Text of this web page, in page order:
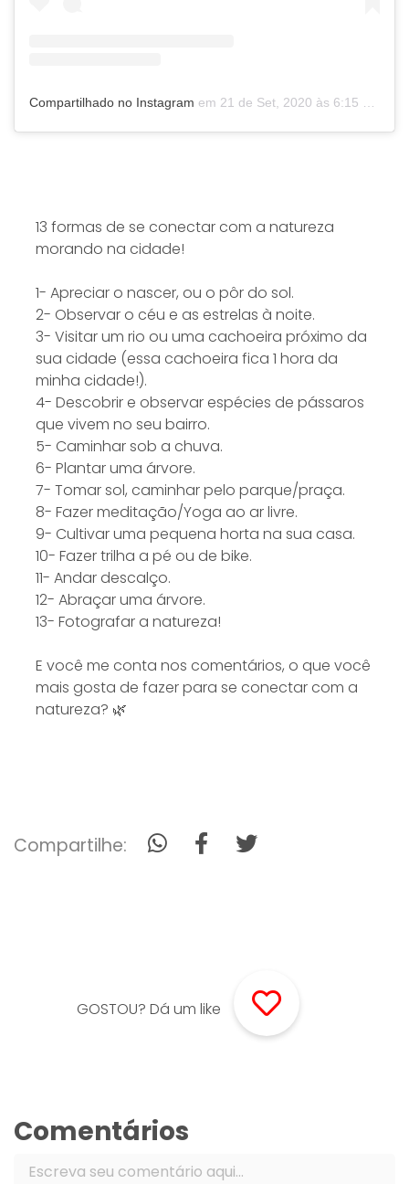
Compartilhado no Instagram em 21 de Set, 2020 às 6:15 PDT
13 formas de se conectar com a natureza
morando na cidade!
1- Apreciar o nascer, ou o pôr do sol.
2- Observar o céu e as estrelas à noite.
3- Visitar um rio ou uma cachoeira próximo da
sua cidade (essa cachoeira fica 1 hora da
minha cidade!).
4- Descobrir e observar espécies de pássaros
que vivem no seu bairro.
5- Caminhar sob a chuva.
6- Plantar uma árvore.
7- Tomar sol, caminhar pelo parque/praça.
8- Fazer meditação/Yoga ao ar livre.
9- Cultivar uma pequena horta na sua casa.
10- Fazer trilha a pé ou de bike.
11- Andar descalço.
12- Abraçar uma árvore.
13- Fotografar a natureza!
E você me conta nos comentários, o que você
mais gosta de fazer para se conectar com a
natureza? 🌿
Compartilhe:
GOSTOU? Dá um like
Comentários